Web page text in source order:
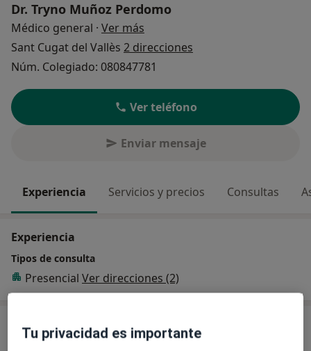
Dr. Tryno Muñoz Perdomo
Médico general · Ver más
Sant Cugat del Vallès 2 direcciones
Núm. Colegiado: 080847781
Ver teléfono
Enviar mensaje
Experiencia Servicios y precios Consultas
Experiencia
Tipos de consulta
Presencial Ver direcciones (2)
Servicios y precios
Tu privacidad es importante